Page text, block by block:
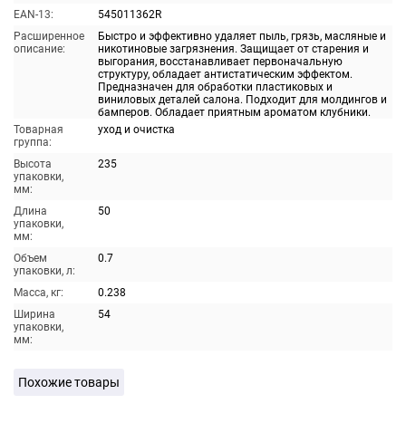
EAN-13:
545011362R
Расширенное
описание:
Быстро и эффективно удаляет пыль, грязь, масляные и
никотиновые загрязнения. Защищает от старения и
выгорания, восстанавливает первоначальную
структуру, обладает антистатическим эффектом.
Предназначен для обработки пластиковых и
виниловых деталей салона. Подходит для молдингов и
бамперов. Обладает приятным ароматом клубники.
Товарная
группа:
уход и очистка
Высота
упаковки,
мм:
235
Длина
упаковки,
мм:
50
Объем
упаковки, л:
0.7
Масса, кг:
0.238
Ширина
упаковки,
мм:
54
Похожие товары